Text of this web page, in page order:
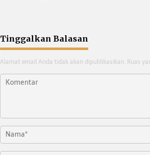
Tinggalkan Balasan
Alamat email Anda tidak akan dipublikasikan. Ruas